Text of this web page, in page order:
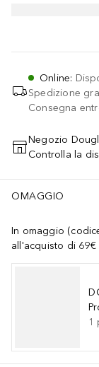
Online:
Spedizione
Consegna
Negozio
Controlla la
OMAGGIO
In omaggio
all'acquisto di
1